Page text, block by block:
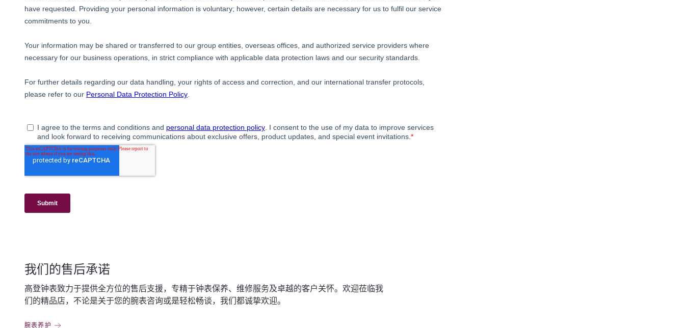
我们的售后承诺
高登钟表致力于提供全方位的售后支援，专精于钟表保养、维修服务及卓越的客户关怀。欢迎莅临我
们的精品店，不论是关于您的腕表咨询或是轻松畅谈，我们都诚挚欢迎。
腕表养护